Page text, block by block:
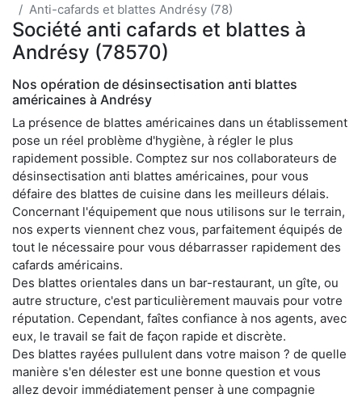
Anti-cafards et blattes Andrésy (78)
Société anti cafards et blattes à
Andrésy (78570)
Nos opération de désinsectisation anti blattes
américaines à Andrésy
La présence de blattes américaines dans un établissement
pose un réel problème d'hygiène, à régler le plus
rapidement possible. Comptez sur nos collaborateurs de
désinsectisation anti blattes américaines, pour vous
défaire des blattes de cuisine dans les meilleurs délais.
Concernant l'équipement que nous utilisons sur le terrain,
nos experts viennent chez vous, parfaitement équipés de
tout le nécessaire pour vous débarrasser rapidement des
cafards américains.
Des blattes orientales dans un bar-restaurant, un gîte, ou
autre structure, c'est particulièrement mauvais pour votre
réputation. Cependant, faîtes confiance à nos agents, avec
eux, le travail se fait de façon rapide et discrète.
Des blattes rayées pullulent dans votre maison ? de quelle
manière s'en délester est une bonne question et vous
allez devoir immédiatement penser à une compagnie